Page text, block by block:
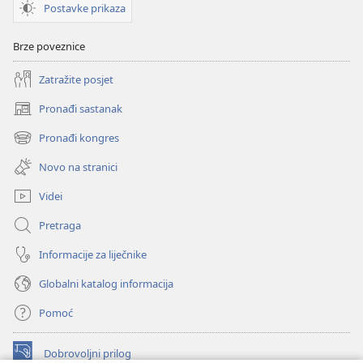
Postavke prikaza
Brze poveznice
Zatražite posjet
Pronađi sastanak
(otvara
se
novi
prozor)
Pronađi kongres
(otvara
se
novi
prozor)
Novo na stranici
Videi
Pretraga
Informacije za liječnike
Globalni katalog informacija
Pomoć
Dobrovoljni prilog